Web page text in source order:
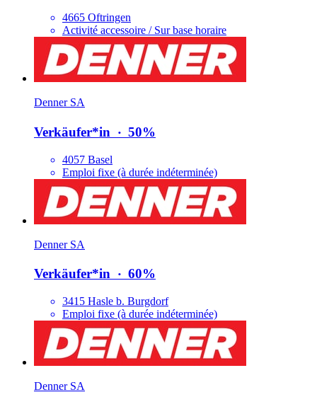
4665 Oftringen
Activité accessoire / Sur base horaire
Denner SA
Verkäufer*​in ‧ 50%
4057 Basel
Emploi fixe (à durée indéterminée)
Denner SA
Verkäufer*​in ‧ 60%
3415 Hasle b. Burgdorf
Emploi fixe (à durée indéterminée)
Denner SA